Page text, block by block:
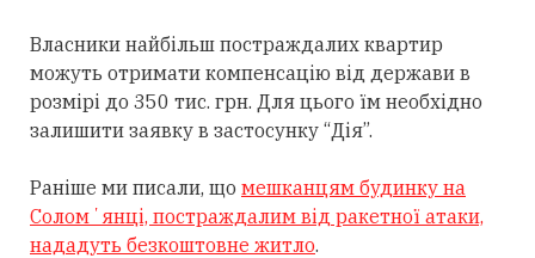
Власники найбільш постраждалих квартир
можуть отримати компенсацію від держави в
розмірі до 350 тис. грн. Для цього їм необхідно
залишити заявку в застосунку “Дія”.
Раніше ми писали, що мешканцям будинку на
Соломʼянці, постраждалим від ракетної атаки,
нададуть безкоштовне житло.